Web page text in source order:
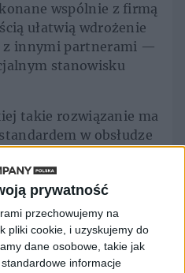
prywatność
przechowujemy na
pliki cookie, i uzyskujemy do
dane osobowe, takie jak
informacje
wspólnie z firmą
ułatwią wdrożenie
z innymi partnerami —
stanowisku
takie rozwiązanie ma
w obsłudze